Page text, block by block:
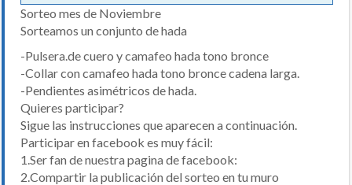
Sorteo mes de Noviembre
Sorteamos un conjunto de hada
-Pulsera.de cuero y camafeo hada tono bronce
-Collar con camafeo hada tono bronce cadena larga.
-Pendientes asimétricos de hada.
Quieres participar?
Sigue las instrucciones que aparecen a continuación.
Participar en facebook es muy fácil:
1.Ser fan de nuestra pagina de facebook:
2.Compartir la publicación del sorteo en tu muro